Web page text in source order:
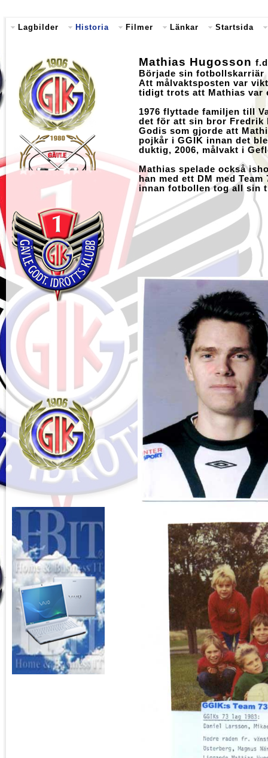
Lagbilder Historia Filmer Länkar Startsida
Mathias Hugosson
Började sin fotbollskarriär
Att målvaktsposten var
tidigt trots att Mathias var
1976 flyttade familjen till
det för att sin bror Fredrik
Godis som gjorde att
pojkår i GGIK innan det
duktig, 2006, målvakt i
Mathias spelade också
han med ett DM med
innan fotbollen tog all sin